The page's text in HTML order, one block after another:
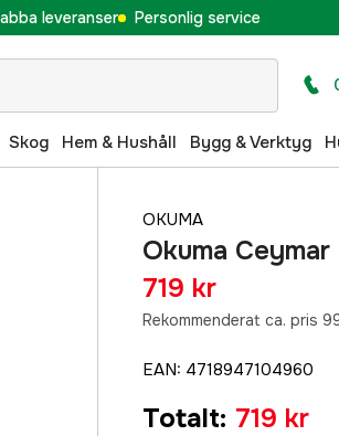
leveranser Personlig service
Skog Hem & Hushåll Bygg & Verktyg
OKUMA
Okuma
719 kr
Rekommenderat ca. pris
EAN: 4718947104960
Totalt: 719 kr